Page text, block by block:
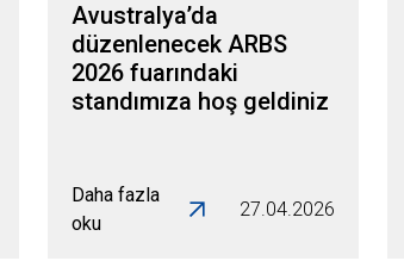
Avustralya’da
düzenlenecek ARBS
2026 fuarındaki
standımıza hoş geldiniz
Daha fazla
oku
27.04.2026